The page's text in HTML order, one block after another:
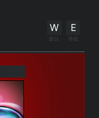
E
传统
W
默认